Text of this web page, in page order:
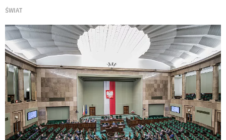
ŚWIAT